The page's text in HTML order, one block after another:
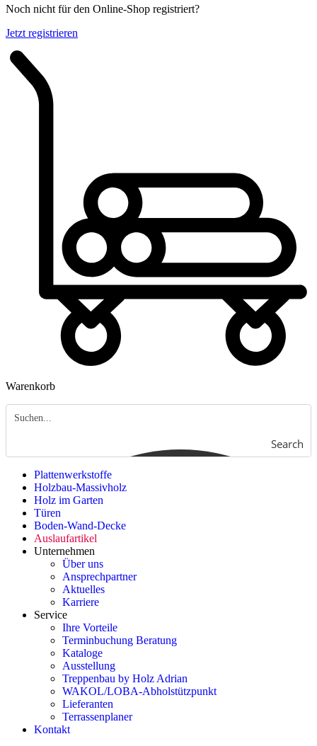
Noch nicht für den Online-Shop registriert?
Jetzt registrieren
Warenkorb
Search
Plattenwerkstoffe
Holzbau-Massivholz
Holz im Garten
Türen
Boden-Wand-Decke
Auslaufartikel
Unternehmen
Über uns
Ansprechpartner
Aktuelles
Karriere
Service
Ihre Vorteile
Terminbuchung Beratung
Kataloge
Ausstellung
Treppenbau by Holz Adrian
WAKOL/LOBA-Abholstützpunkt
Lieferanten
Terrassenplaner
Kontakt